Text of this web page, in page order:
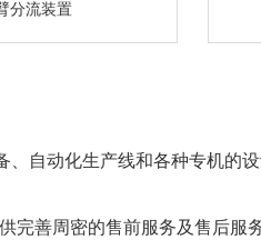
分流装置
自动化生产线和各种专机的
完善周密的售前服务及售后服